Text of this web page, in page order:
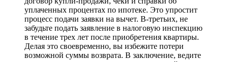
уплаченных процентах по ипотеке. Это упростит
процесс подачи заявки на вычет. В-третьих, не
забудьте подать заявление в налоговую инспекцию
в течение трех лет после приобретения квартиры.
Делая это своевременно, вы избежите потери
возможной суммы возврата. В заключение, ведите